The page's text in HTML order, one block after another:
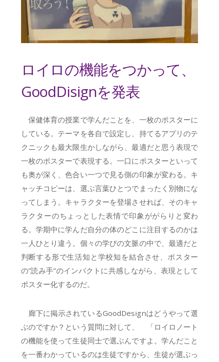
ロイロの機能をつかって、
GoodDisignを発表
保健体育の授業で学んだことを、一枚のポスターに
している。テーマを各自で設定し、持てるアプリのテ
クニックも最大限生かしながら、最適だと思う表現で
一枚のポスターで表現する。一口にポスターといって
も奥が深く、色合い一つで見る側の印象が変わる。キ
ャッチコピーは、選ぶ言葉ひとつでまったく別物にな
ってしまう。キャラクターを登場させれば、そのキャ
ラクターのちょっとした表情で印象ががらりと変わ
る。学期中に学んだ自分の体のどこに注目するのかは
一人ひとり違う。個々の学びの文脈の中で、最適だと
判断する形で生活知と学校知を結合させ、ポスター
の”読み手”のインパクトに共感しながら、表現として
ポスター化するのだ。
廊下に掲示されているGoodDesignはどうやって選
ぶのですか？という質問に対して、 「ロイロノート
の機能を使って生徒同士で選ぶんですよ。学んだこと
を一番わかっているのは生徒ですから、生徒が選ぶっ